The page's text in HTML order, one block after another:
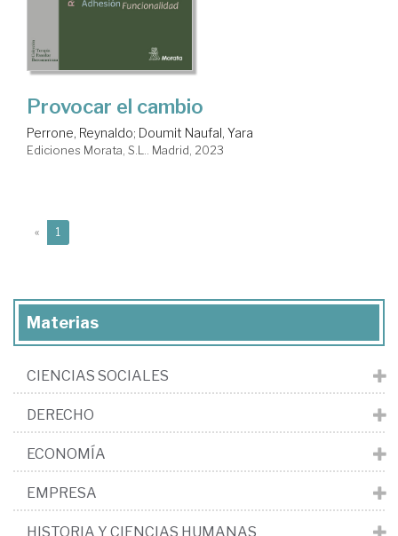
Provocar el cambio
Perrone, Reynaldo; Doumit Naufal, Yara
Ediciones Morata, S.L.. Madrid, 2023
« 1
Materias
CIENCIAS SOCIALES
DERECHO
ECONOMÍA
EMPRESA
HISTORIA Y CIENCIAS HUMANAS